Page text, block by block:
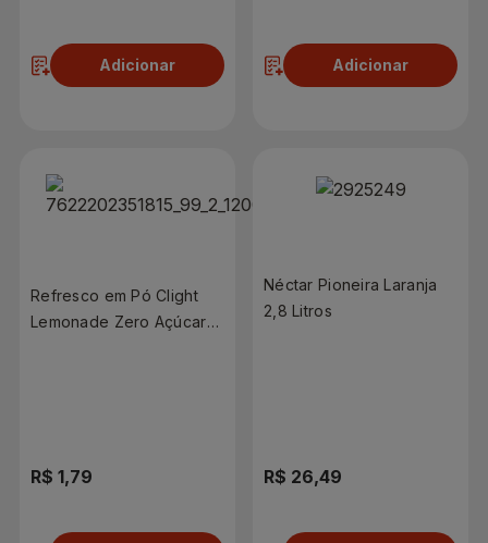
Adicionar Adicionar
Refresco em Pó Clight
Lemonade Zero Açúcar
R$ 1,79
Néctar Pioneira Laranja
2,8 Litros
R$ 26,49